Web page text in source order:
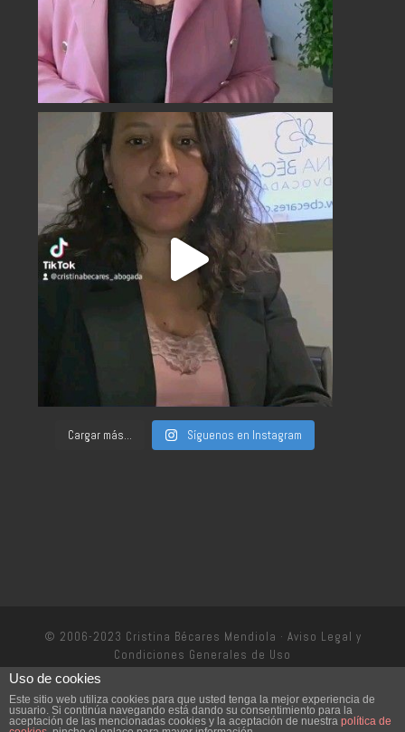
Cargar más... Síguenos en Instagram
© 2006-2023 Cristina Bécares Mendiola · Aviso Legal y
Condiciones Generales de Uso
Uso de cookies
Este sitio web utiliza cookies para que usted tenga la mejor experiencia de
usuario. Si continúa navegando está dando su consentimiento para la
aceptación de las mencionadas cookies y la aceptación de nuestra política de